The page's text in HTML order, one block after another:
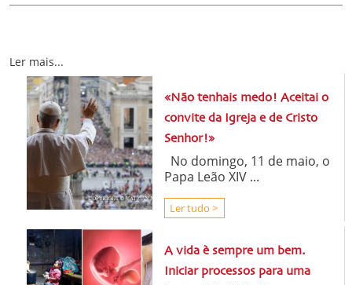
Ler mais...
«Não tenhais medo! Aceitai o
convite da Igreja e de Cristo
Senhor!»
No domingo, 11 de maio, o
Papa Leão XIV ...
Ler tudo >
A vida è sempre um bem.
Iniciar processos para uma